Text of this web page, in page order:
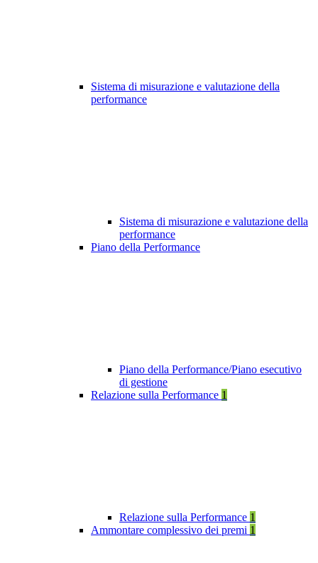
Sistema di misurazione e valutazione della
performance
Sistema di misurazione e valutazione della
performance
Piano della Performance
Piano della Performance/Piano esecutivo
di gestione
Relazione sulla Performance 1
Relazione sulla Performance 1
Ammontare complessivo dei premi 1